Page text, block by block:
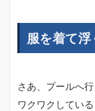
服を着て浮
さあ、プールへ
ワクワクしてい